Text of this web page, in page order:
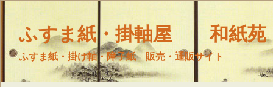
ふすま紙・掛軸屋 和紙苑
ふすま紙・掛け軸・障子紙 販売・通販サイト